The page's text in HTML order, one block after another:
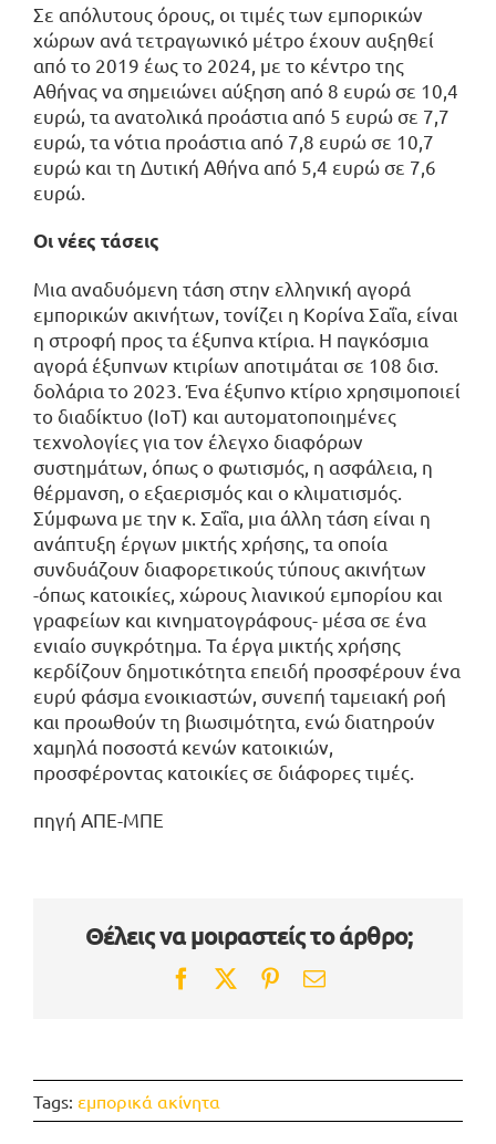
Σε απόλυτους όρους, οι τιμές των εμπορικών
χώρων ανά τετραγωνικό μέτρο έχουν αυξηθεί
από το 2019 έως το 2024, με το κέντρο της
Αθήνας να σημειώνει αύξηση από 8 ευρώ σε 10,4
ευρώ, τα ανατολικά προάστια από 5 ευρώ σε 7,7
ευρώ, τα νότια προάστια από 7,8 ευρώ σε 10,7
ευρώ και τη Δυτική Αθήνα από 5,4 ευρώ σε 7,6
ευρώ.
Οι νέες τάσεις
Μια αναδυόμενη τάση στην ελληνική αγορά
εμπορικών ακινήτων, τονίζει η Κορίνα Σαΐα, είναι
η στροφή προς τα έξυπνα κτίρια. Η παγκόσμια
αγορά έξυπνων κτιρίων αποτιμάται σε 108 δισ.
δολάρια το 2023. Ένα έξυπνο κτίριο χρησιμοποιεί
το διαδίκτυο (IoT) και αυτοματοποιημένες
τεχνολογίες για τον έλεγχο διαφόρων
συστημάτων, όπως ο φωτισμός, η ασφάλεια, η
θέρμανση, ο εξαερισμός και ο κλιματισμός.
Σύμφωνα με την κ. Σαΐα, μια άλλη τάση είναι η
ανάπτυξη έργων μικτής χρήσης, τα οποία
συνδυάζουν διαφορετικούς τύπους ακινήτων
-όπως κατοικίες, χώρους λιανικού εμπορίου και
γραφείων και κινηματογράφους- μέσα σε ένα
ενιαίο συγκρότημα. Τα έργα μικτής χρήσης
κερδίζουν δημοτικότητα επειδή προσφέρουν ένα
ευρύ φάσμα ενοικιαστών, συνεπή ταμειακή ροή
και προωθούν τη βιωσιμότητα, ενώ διατηρούν
χαμηλά ποσοστά κενών κατοικιών,
προσφέροντας κατοικίες σε διάφορες τιμές.
πηγή ΑΠΕ-ΜΠΕ
Θέλεις να μοιραστείς το άρθρο;
Facebook
TwitterPinterest
Email
Tags: εμπορικά ακίνητα